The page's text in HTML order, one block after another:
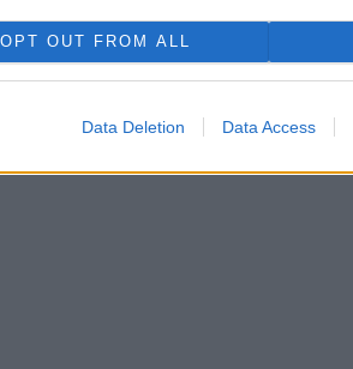
OPT OUT FROM ALL
Data Deletion Data Access